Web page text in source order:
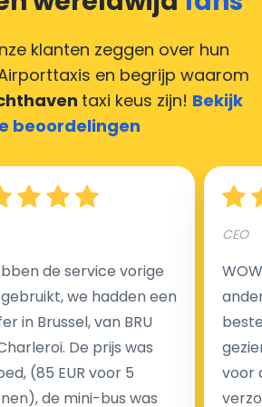
in onze tijd van
U kunt ons heel blij
achter te laten en wij
chauffeur deze krijgt.
luchthaven taxi transfer?
voordelen van
vast tarief voor uw rit. In
taxi's met taxameter
kosten in rekening voor de
of extra kosten voor
klanten zeggen over hun
en begrijp waarom
taxi keus zijn! Bekijk
beoordelingen
de service vorige
we hadden een
in Brussel, van BRU
De prijs was
(85 EUR voor 5
de mini-bus was
CEO
voor